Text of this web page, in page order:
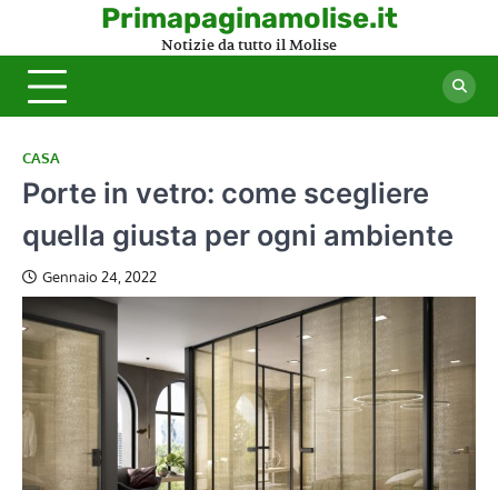
content
Primapaginamolise.it
Notizie da tutto il Molise
CASA
Porte in vetro: come scegliere
quella giusta per ogni ambiente
Gennaio 24, 2022